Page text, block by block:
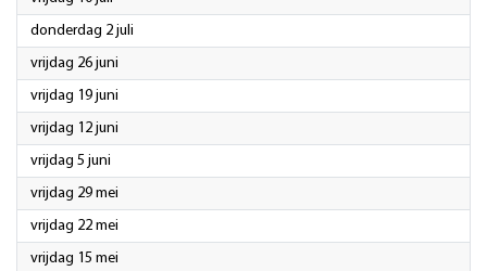
donderdag 2 juli
vrijdag 26 juni
vrijdag 19 juni
vrijdag 12 juni
vrijdag 5 juni
vrijdag 29 mei
vrijdag 22 mei
vrijdag 15 mei